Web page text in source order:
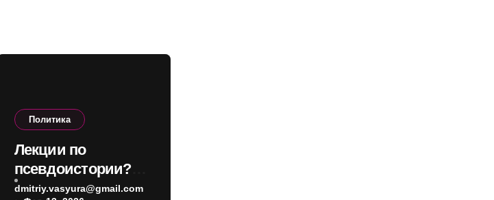
Политика
Лекции по
псевдоистории?
Сибига иронично
dmitriy.vasyura@gmail.com